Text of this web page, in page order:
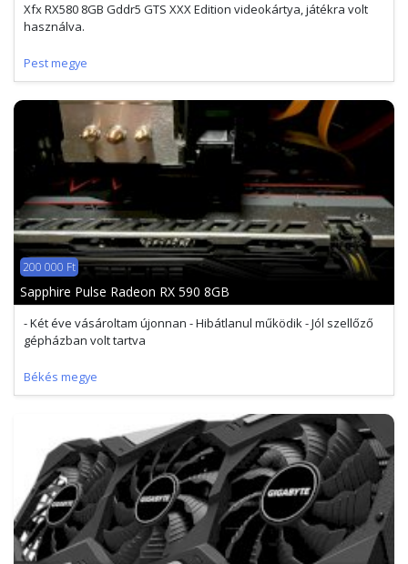
Xfx RX580 8GB Gddr5 GTS XXX Edition videokártya, játékra volt
használva.
Pest megye
200 000 Ft
Sapphire Pulse Radeon RX 590 8GB
- Két éve vásároltam újonnan - Hibátlanul működik - Jól szellőző
gépházban volt tartva
Békés megye